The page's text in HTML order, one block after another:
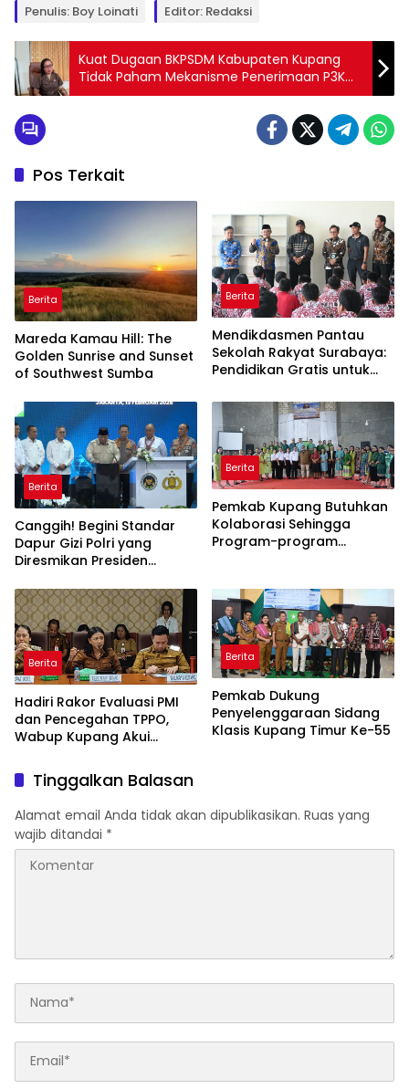
Penulis: Boy Loinati Editor: Redaksi
Kuat Dugaan BKPSDM Kabupaten Kupang
Tidak Paham Mekanisme Penerimaan P3K
Tahun 2024
Pos Terkait
Berita
Mareda Kamau Hill: The
Golden Sunrise and Sunset
of Southwest Sumba
Berita
Mendikdasmen Pantau
Sekolah Rakyat Surabaya:
Pendidikan Gratis untuk
Berita
Canggih! Begini Standar
Dapur Gizi Polri yang
Diresmikan Presiden
Berita
Pemkab Kupang Butuhkan
Kolaborasi Sehingga
Program-program
Berita
Hadiri Rakor Evaluasi PMI
dan Pencegahan TPPO,
Wabup Kupang Akui
Bermasalah
Berita
Pemkab Dukung
Penyelenggaraan Sidang
Klasis Kupang Timur Ke-55
Tinggalkan Balasan
Alamat email Anda tidak akan dipublikasikan. Ruas yang
wajib ditandai *